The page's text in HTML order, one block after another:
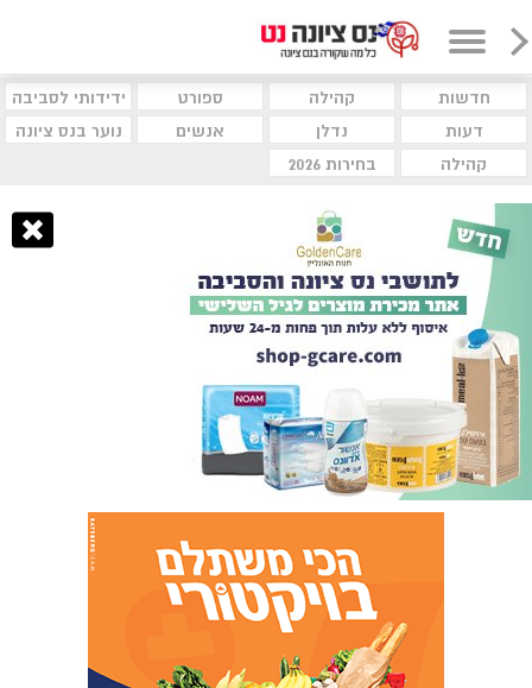
חדשות קהילה ספורט
ידידותי לסביבה
דעות
נדלן אנשים
נוער בנס ציונה
קהילה
בחירות 2026